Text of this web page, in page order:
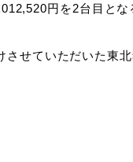
円を2台目と
せていただいた東